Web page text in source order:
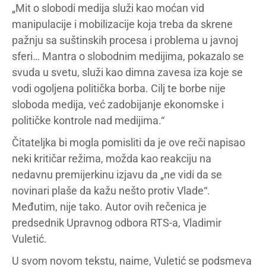
„Mit o slobodi medija služi kao moćan vid
manipulacije i mobilizacije koja treba da skrene
pažnju sa suštinskih procesa i problema u javnoj
sferi… Mantra o slobodnim medijima, pokazalo se
svuda u svetu, služi kao dimna zavesa iza koje se
vodi ogoljena politička borba. Cilj te borbe nije
sloboda medija, već zadobijanje ekonomske i
političke kontrole nad medijima.“
Čitateljka bi mogla pomisliti da je ove reči napisao
neki kritičar režima, možda kao reakciju na
nedavnu premijerkinu izjavu da „ne vidi da se
novinari plaše da kažu nešto protiv Vlade“.
Međutim, nije tako. Autor ovih rečenica je
predsednik Upravnog odbora RTS-a, Vladimir
Vuletić.
U svom novom tekstu, naime, Vuletić se podsmeva